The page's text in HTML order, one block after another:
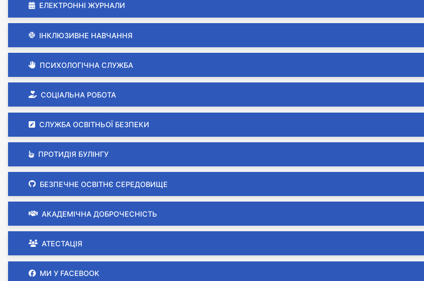
ЕЛЕКТРОННІ ЖУРНАЛИ
ІНКЛЮЗИВНЕ НАВЧАННЯ
ПСИХОЛОГІЧНА СЛУЖБА
СОЦІАЛЬНА РОБОТА
СЛУЖБА ОСВІТНЬОЇ БЕЗПЕКИ
ПРОТИДІЯ БУЛІНГУ
БЕЗПЕЧНЕ ОСВІТНЄ СЕРЕДОВИЩЕ
АКАДЕМІЧНА ДОБРОЧЕСНІСТЬ
АТЕСТАЦІЯ
МИ У FACEBOOK